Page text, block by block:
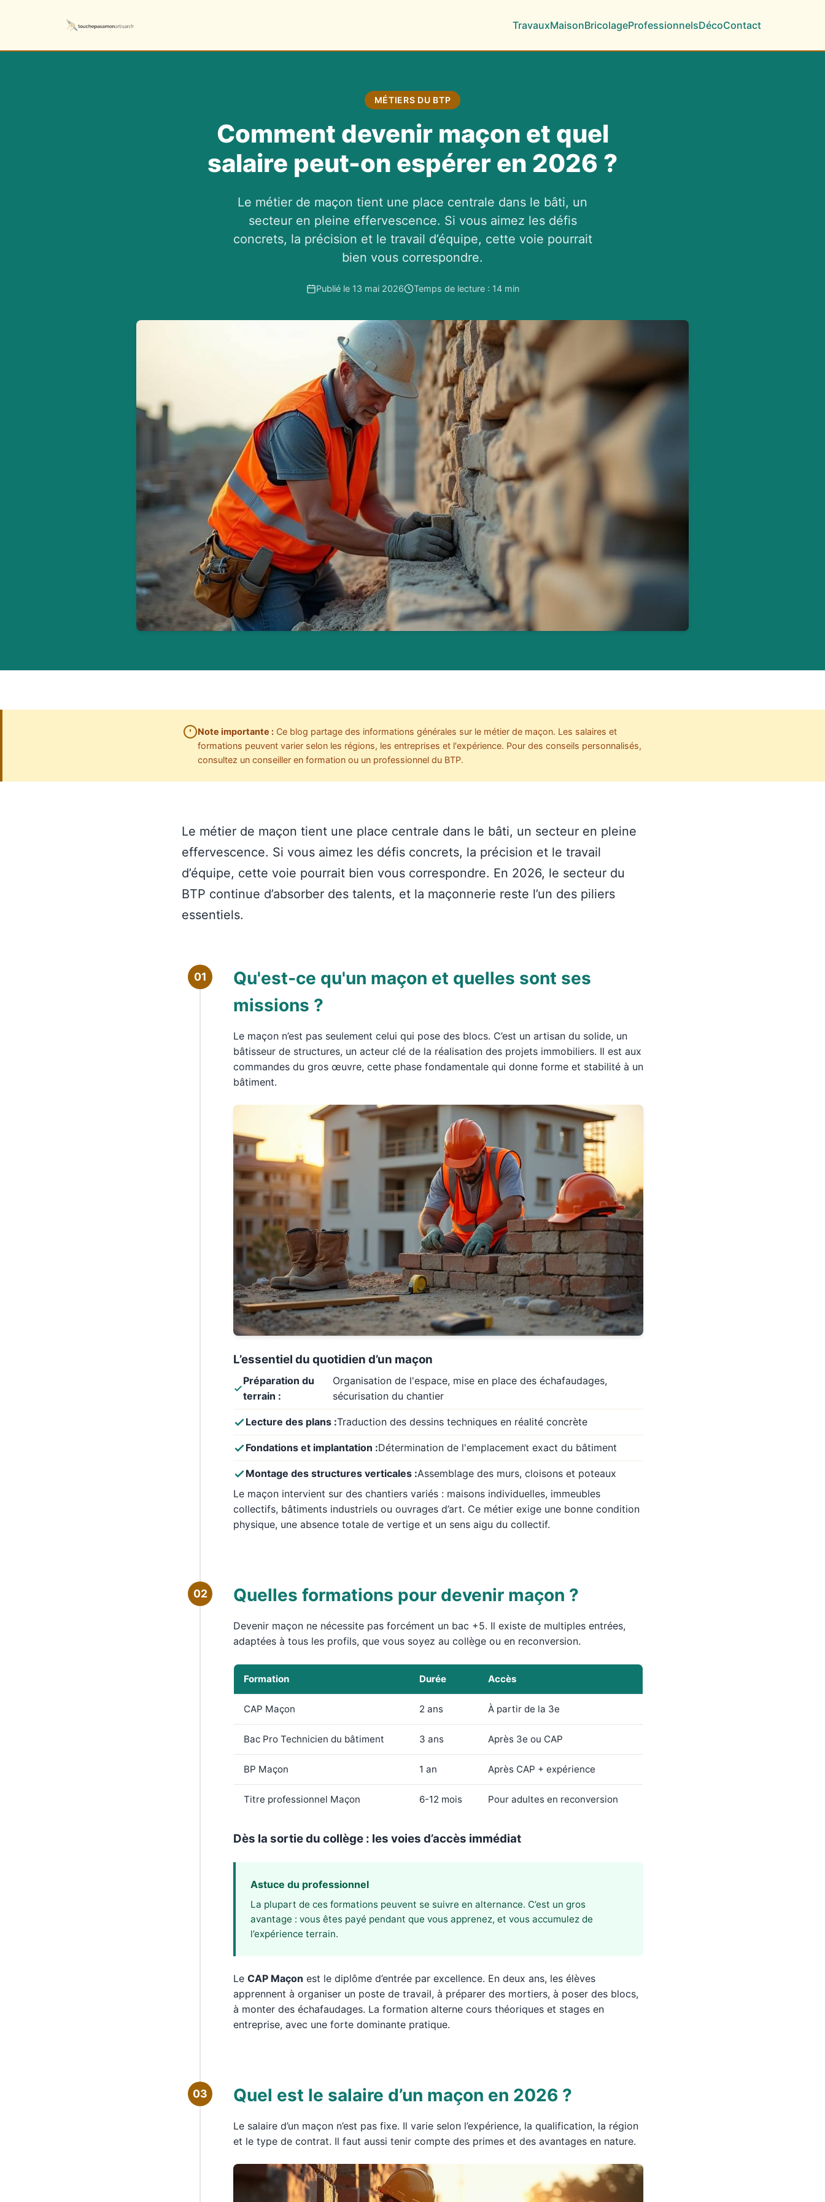
TravauxMaisonBricolageProfessionnelsDécoContact
MÉTIERS DU BTP
Comment devenir maçon et quel
salaire peut-on espérer en 2026 ?
Le métier de maçon tient une place centrale dans le bâti, un
secteur en pleine effervescence. Si vous aimez les défis
concrets, la précision et le travail d’équipe, cette voie pourrait
bien vous correspondre.
Publié le 13 mai 2026 Temps de lecture : 14 min
Note importante : Ce blog partage des informations générales sur le métier de maçon. Les salaires et
formations peuvent varier selon les régions, les entreprises et l'expérience. Pour des conseils personnalisés,
consultez un conseiller en formation ou un professionnel du BTP.
Le métier de maçon tient une place centrale dans le bâti, un secteur en pleine
effervescence. Si vous aimez les défis concrets, la précision et le travail
d’équipe, cette voie pourrait bien vous correspondre. En 2026, le secteur du
BTP continue d’absorber des talents, et la maçonnerie reste l’un des piliers
essentiels.
01
Qu'est-ce qu'un maçon et quelles sont ses
missions ?
Le maçon n’est pas seulement celui qui pose des blocs. C’est un artisan du solide, un
bâtisseur de structures, un acteur clé de la réalisation des projets immobiliers. Il est aux
commandes du gros œuvre, cette phase fondamentale qui donne forme et stabilité à un
bâtiment.
L’essentiel du quotidien d’un maçon
Préparation du
terrain :
Organisation de l'espace, mise en place des échafaudages,
sécurisation du chantier
Lecture des plans :Traduction des dessins techniques en réalité concrète
Fondations et implantation :Détermination de l'emplacement exact du bâtiment
Montage des structures verticales :Assemblage des murs, cloisons et poteaux
Le maçon intervient sur des chantiers variés : maisons individuelles, immeubles
collectifs, bâtiments industriels ou ouvrages d’art. Ce métier exige une bonne condition
physique, une absence totale de vertige et un sens aigu du collectif.
02 Quelles formations pour devenir maçon ?
Devenir maçon ne nécessite pas forcément un bac +5. Il existe de multiples entrées,
adaptées à tous les profils, que vous soyez au collège ou en reconversion.
Formation Durée Accès
CAP Maçon 2 ans À partir de la 3e
Bac Pro Technicien du bâtiment 3 ans Après 3e ou CAP
BP Maçon 1 an Après CAP + expérience
Titre professionnel Maçon 6-12 mois Pour adultes en reconversion
Dès la sortie du collège : les voies d’accès immédiat
Astuce du professionnel
La plupart de ces formations peuvent se suivre en alternance. C’est un gros
avantage : vous êtes payé pendant que vous apprenez, et vous accumulez de
l’expérience terrain.
Le CAP Maçon est le diplôme d’entrée par excellence. En deux ans, les élèves
apprennent à organiser un poste de travail, à préparer des mortiers, à poser des blocs,
à monter des échafaudages. La formation alterne cours théoriques et stages en
entreprise, avec une forte dominante pratique.
03 Quel est le salaire d’un maçon en 2026 ?
Le salaire d’un maçon n’est pas fixe. Il varie selon l’expérience, la qualification, la région
et le type de contrat. Il faut aussi tenir compte des primes et des avantages en nature.